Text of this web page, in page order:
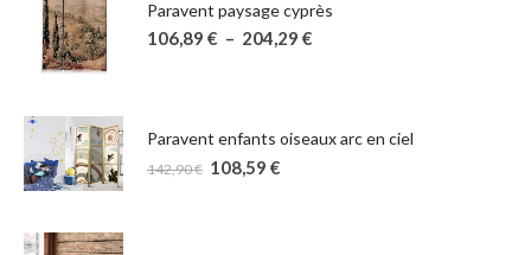
Paravent paysage cyprès
106,89 € – 204,29 €
Paravent enfants oiseaux arc en ciel
142,90€ 108,59 €